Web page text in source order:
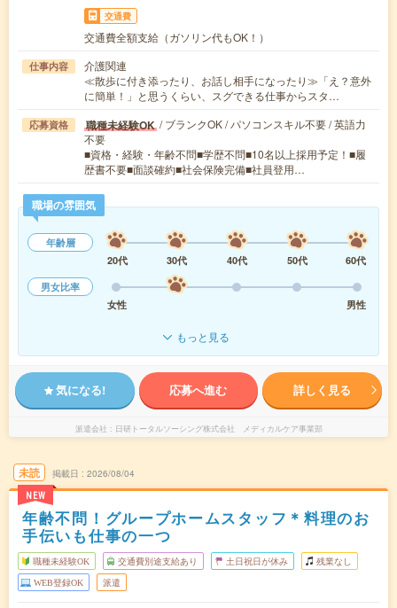
交通費
交通費全額支給（ガソリン代もOK！）
仕事内容
介護関連
≪散歩に付き添ったり、お話し相手になったり≫「え？意外
に簡単！」と思うくらい、スグできる仕事からスタ…
応募資格 職種未経験OK / ブランクOK / パソコンスキル不要 / 英語力
不要
■資格・経験・年齢不問■学歴不問■10名以上採用予定！■履
歴書不要■面談確約■社会保険完備■社員登用…
職場の雰囲気
年齢層
20代
30代 40代 50代
60代
男女比率
女性
男性
もっと見る
気になる! 応募へ進む 詳しく見る
派遣会社 日研トータルソーシング株式会社 メディカルケア事業部
未読
NEW
掲載日 2026/08/04
年齢不問！グループホームスタッフ＊料理のお
手伝いも仕事の一つ
職種未経験OK 交通費別途支給あり 土日祝日が休み 残業なし
WEB登録OK 派遣